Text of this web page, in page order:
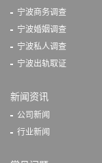
宁波商务调查
宁波婚姻调查
宁波私人调查
宁波出轨取证
新闻资讯
公司新闻
行业新闻